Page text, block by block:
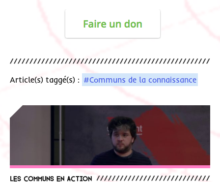
Article(s) taggé(s) : #Communs de la connaissance
Les communs en action